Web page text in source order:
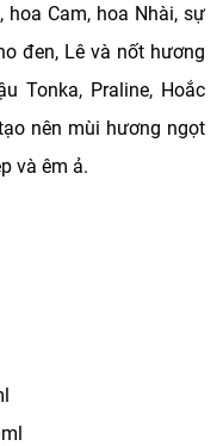
hoa Cam, hoa Nhài, sự
đen, Lê và nốt hương
Tonka, Praline, Hoắc
nên mùi hương ngọt
và êm ả.